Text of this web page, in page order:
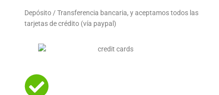
Depósito / Transferencia bancaria, y aceptamos todos las
tarjetas de crédito (vía paypal)